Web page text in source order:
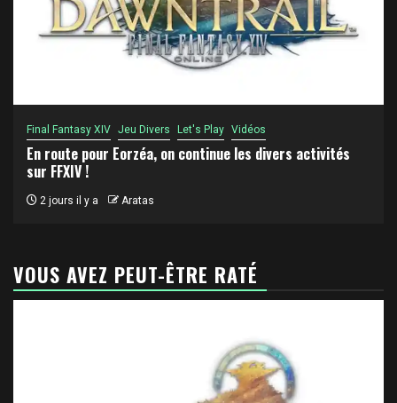
Final Fantasy XIV Jeu Divers Let's Play Vidéos
En route pour Eorzéa, on continue les divers activités
sur FFXIV !
2 jours il y a Aratas
VOUS AVEZ PEUT-ÊTRE RATÉ